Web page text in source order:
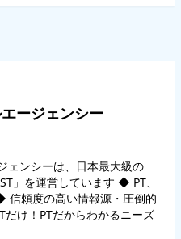
ージェンシー
ェンシーは、日本最大級の
」を運営しています ◆ PT、
信頼度の高い情報源・圧倒的
け！PTだからわかるニーズ